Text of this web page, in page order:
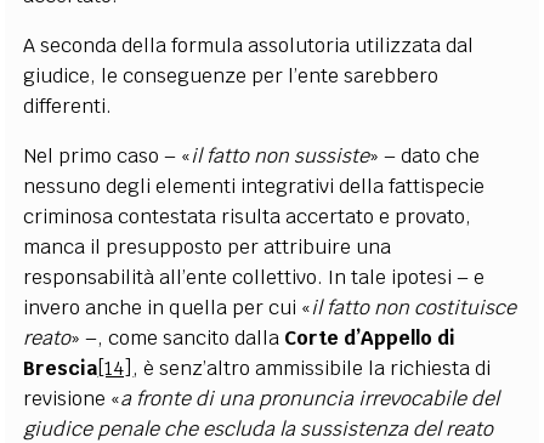
A seconda della formula assolutoria utilizzata dal
giudice, le conseguenze per l’ente sarebbero
differenti.
Nel primo caso – «il fatto non sussiste» – dato che
nessuno degli elementi integrativi della fattispecie
criminosa contestata risulta accertato e provato,
manca il presupposto per attribuire una
responsabilità all’ente collettivo. In tale ipotesi – e
invero anche in quella per cui «il fatto non costituisce
reato» –, come sancito dalla Corte d’Appello di
Brescia[14] , è senz’altro ammissibile la richiesta di
revisione «a fronte di una pronuncia irrevocabile del
giudice penale che escluda la sussistenza del reato